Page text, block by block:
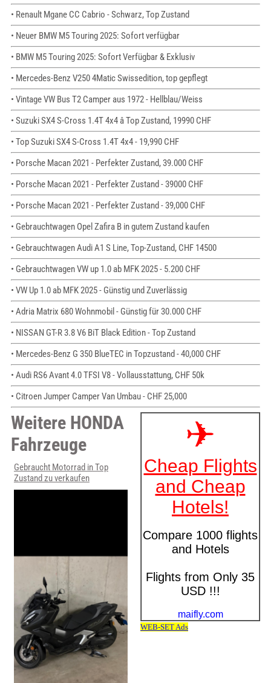
• Renault Mgane CC Cabrio - Schwarz, Top Zustand
• Neuer BMW M5 Touring 2025: Sofort verfügbar
• BMW M5 Touring 2025: Sofort Verfügbar & Exklusiv
• Mercedes-Benz V250 4Matic Swissedition, top gepflegt
• Vintage VW Bus T2 Camper aus 1972 - Hellblau/Weiss
• Suzuki SX4 S-Cross 1.4T 4x4 â Top Zustand, 19990 CHF
• Top Suzuki SX4 S-Cross 1.4T 4x4 - 19,990 CHF
• Porsche Macan 2021 - Perfekter Zustand, 39.000 CHF
• Porsche Macan 2021 - Perfekter Zustand - 39000 CHF
• Porsche Macan 2021 - Perfekter Zustand - 39,000 CHF
• Gebrauchtwagen Opel Zafira B in gutem Zustand kaufen
• Gebrauchtwagen Audi A1 S Line, Top-Zustand, CHF 14500
• Gebrauchtwagen VW up 1.0 ab MFK 2025 - 5.200 CHF
• VW Up 1.0 ab MFK 2025 - Günstig und Zuverlässig
• Adria Matrix 680 Wohnmobil - Günstig für 30.000 CHF
• NISSAN GT-R 3.8 V6 BiT Black Edition - Top Zustand
• Mercedes-Benz G 350 BlueTEC in Topzustand - 40,000 CHF
• Audi RS6 Avant 4.0 TFSI V8 - Vollausstattung, CHF 50k
• Citroen Jumper Camper Van Umbau - CHF 25,000
Weitere HONDA
Fahrzeuge
Gebraucht Motorrad in Top
Zustand zu verkaufen